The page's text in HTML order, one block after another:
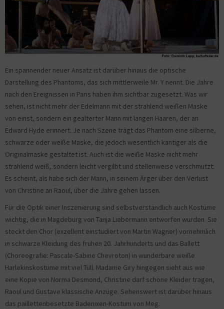
Ein spannender neuer Ansatz ist darüber hinaus die optische
Darstellung des Phantoms, das sich mittlerweile Mr. Y nennt. Die Jahre
nach den Ereignissen in Paris haben ihm sichtbar zugesetzt. Was wir
sehen, ist nicht mehr der Edelmann mit der strahlend weißen Maske
von einst, sondern ein gealterter Mann mit langen Haaren, der an
Edward Hyde erinnert. Je nach Szene trägt das Phantom eine silberne,
schwarze oder weiße Maske, die jedoch wesentlich kantiger als die
Originalmaske gestaltet ist. Auch ist die weiße Maske nicht mehr
strahlend weiß, sondern leicht vergilbt und stellenweise verschmutzt.
Es scheint, als habe sich der Mann, in seinem Ärger über den Verlust
von Christine an Raoul, über die Jahre gehen lassen.
Für die Optik einer Inszenierung sind selbstverständlich auch Kostüme
wichtig, die in Magdeburg von Tanja Liebermann entworfen wurden. Sie
steckt den Chor (exzellent einstudiert von Martin Wagner) vornehmlich
in schwarze Kleidung des frühen 20. Jahrhunderts und das Ballett
(Choreografie: Pascale-Sabine Chevroton) in wunderbare weiße
Harlekinskostüme mit viel Tüll. Madame Giry hingegen sieht aus wie
eine Kopie von Norma Desmond, Christine darf schöne Kleider tragen,
Raoul und Gustave klassische Anzüge. Sehenswert ist darüber hinaus
das paillettenbesetzte Badenixen-Kostüm von Meg.